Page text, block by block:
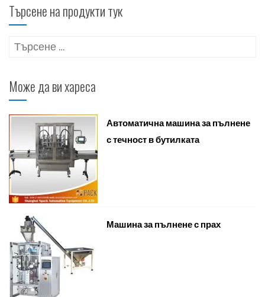
Търсене на продукти тук
Търсене
Може да ви хареса
Автоматична машина за пълнене
с течност в бутилката
Машина за пълнене с прах